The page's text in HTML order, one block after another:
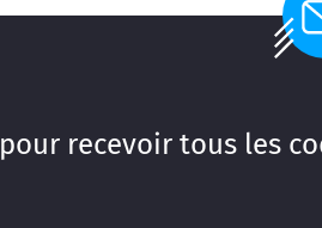
pour recevoir tous les